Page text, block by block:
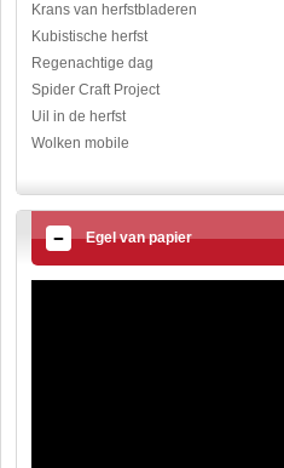
Krans van herfstbladeren
Kubistische herfst
Regenachtige dag
Spider Craft Project
Uil in de herfst
Wolken mobile
Egel van papier